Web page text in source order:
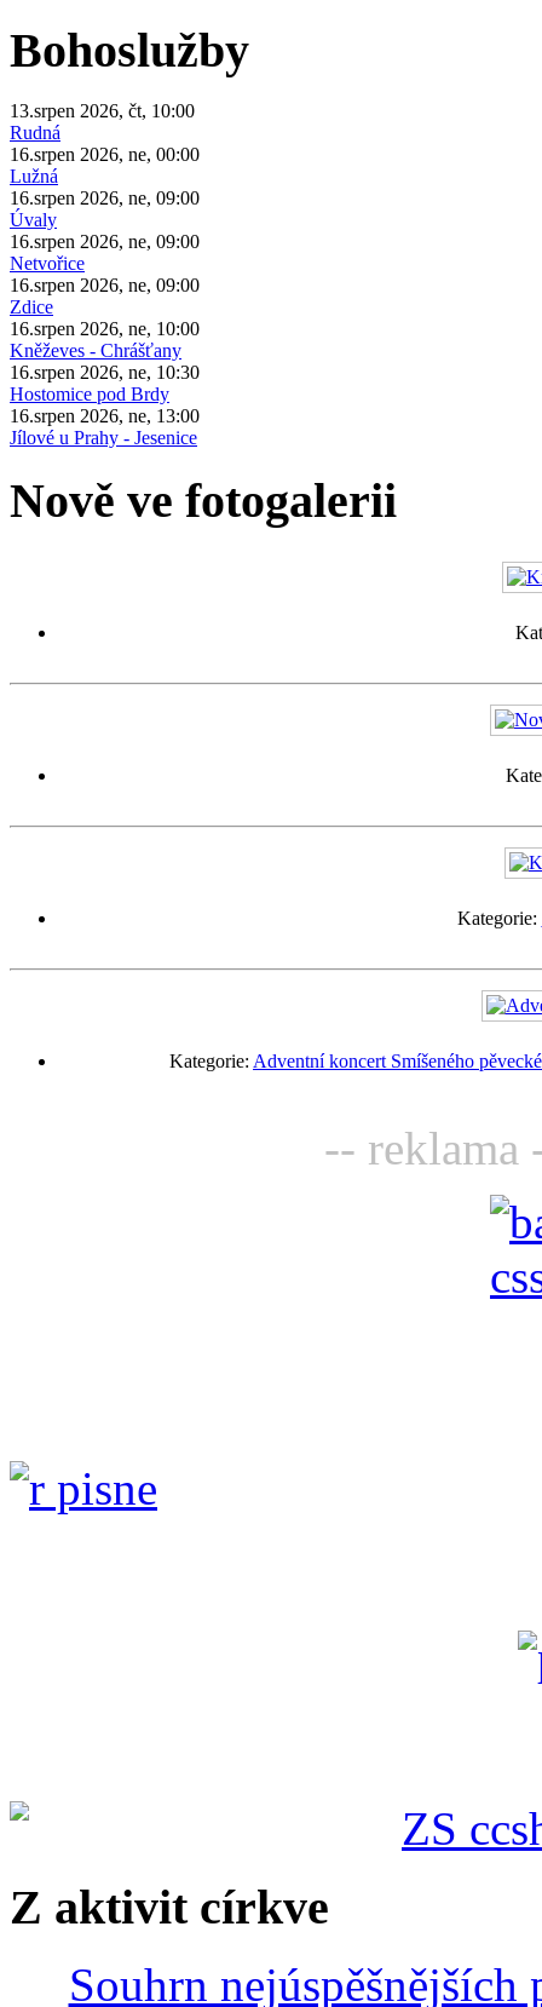
Bohoslužby
13.srpen 2026, čt, 10:00
Rudná
16.srpen 2026, ne, 00:00
Lužná
16.srpen 2026, ne, 09:00
Úvaly
16.srpen 2026, ne, 09:00
Netvořice
16.srpen 2026, ne, 09:00
Zdice
16.srpen 2026, ne, 10:00
Kněževes - Chrášťany
16.srpen 2026, ne, 10:30
Hostomice pod Brdy
16.srpen 2026, ne, 13:00
Jílové u Prahy - Jesenice
Nově ve fotogalerii
Kategorie:
Kategorie: Adventní koncert Smíšeného
-- reklama
Z aktivit církve
Souhrn